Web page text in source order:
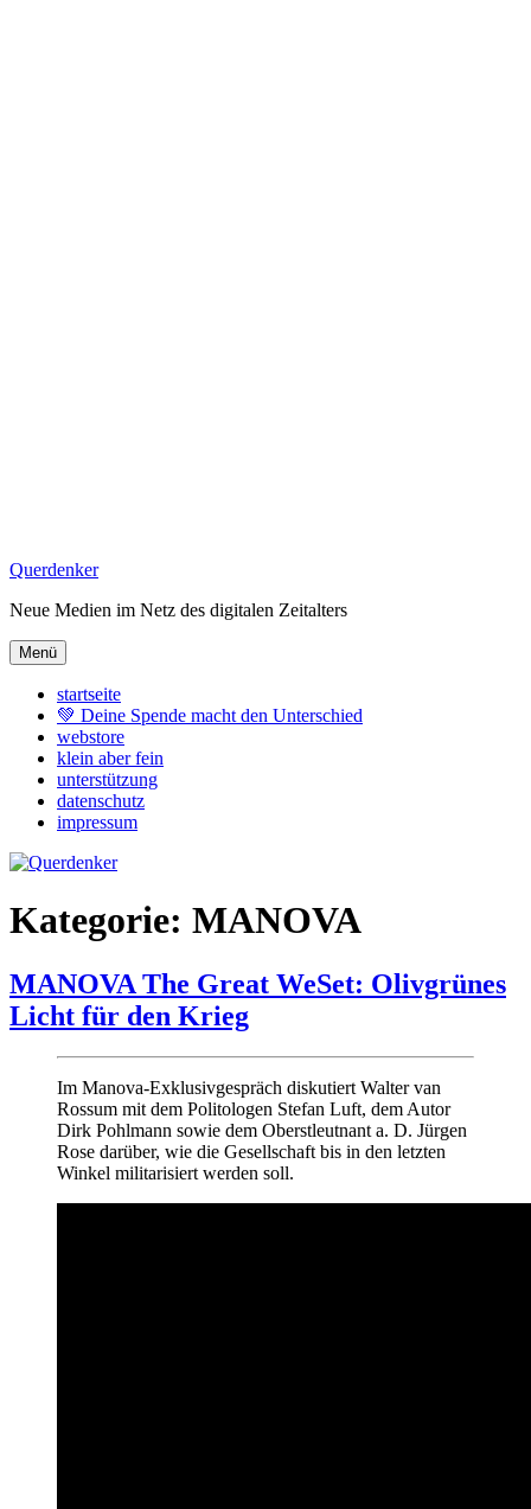
Zum
springen
Querdenker
Neue Medien im Netz des digitalen Zeitalters
Menü
startseite
💚 Deine Spende macht den Unterschied
webstore
klein aber fein
unterstützung
datenschutz
impressum
Kategorie: MANOVA
MANOVA The Great WeSet: Olivgrünes
Licht für den Krieg
Im Manova-Exklusivgespräch diskutiert Walter van
Rossum mit dem Politologen Stefan Luft, dem Autor
Dirk Pohlmann sowie dem Oberstleutnant a. D. Jürgen
Rose darüber, wie die Gesellschaft bis in den letzten
Winkel militarisiert werden soll.